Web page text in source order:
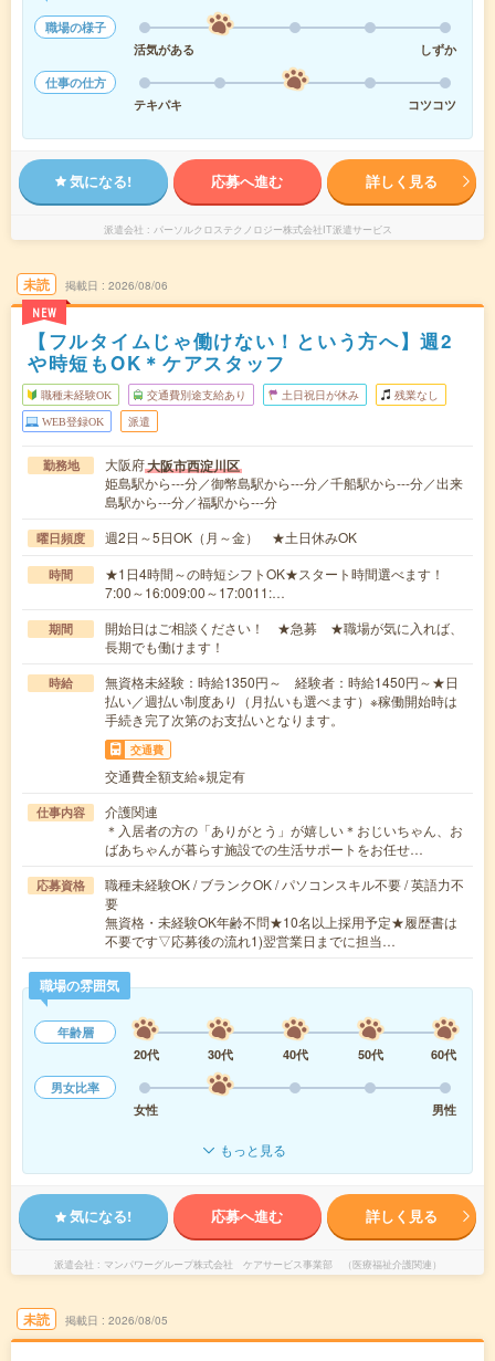
職場の様子
活気がある
しずか
仕事の仕方
テキパキ
コツコツ
気になる! 応募へ進む 詳しく見る
派遣会社 パーソルクロステクノロジー株式会社IT派遣サービス
未読
NEW
掲載日 2026/08/06
【フルタイムじゃ働けない！という方へ】週2
や時短もOK＊ケアスタッフ
職種未経験OK 交通費別途支給あり 土日祝日が休み 残業なし
WEB登録OK 派遣
勤務地 大阪府大阪市西淀川区
姫島駅から---分／御幣島駅から---分／千船駅から---分／出来
島駅から---分／福駅から---分
曜日頻度 週2日～5日OK（月～金） ★土日休みOK
時間
★1日4時間～の時短シフトOK★スタート時間選べます！
7:00～16:009:00～17:0011:…
期間
開始日はご相談ください！ ★急募 ★職場が気に入れば、
長期でも働けます！
時給
無資格未経験：時給1350円～ 経験者：時給1450円～★日
払い／週払い制度あり（月払いも選べます）※稼働開始時は
手続き完了次第のお支払いとなります。
交通費
交通費全額支給※規定有
仕事内容
介護関連
＊入居者の方の「ありがとう」が嬉しい＊おじいちゃん、お
ばあちゃんが暮らす施設での生活サポートをお任せ…
応募資格
職種未経験OK / ブランクOK / パソコンスキル不要 / 英語力不
要
無資格・未経験OK年齢不問★10名以上採用予定★履歴書は
不要です▽応募後の流れ1)翌営業日までに担当…
職場の雰囲気
年齢層
20代
30代 40代 50代
60代
男女比率
女性
男性
もっと見る
気になる! 応募へ進む 詳しく見る
派遣会社 マンパワーグループ株式会社 ケアサービス事業部 （医療福祉介護関連）
未読 掲載日 2026/08/05